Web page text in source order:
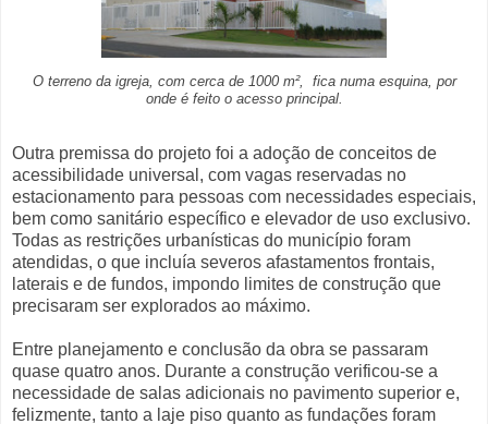
O terreno da igreja, com cerca de 1000 m², fica numa esquina, por
onde é feito o acesso principal.
Outra premissa do projeto foi a adoção de conceitos de
acessibilidade universal, com vagas reservadas no
estacionamento para pessoas com necessidades especiais,
bem como sanitário específico e elevador de uso exclusivo.
Todas as restrições urbanísticas do município foram
atendidas, o que incluía severos afastamentos frontais,
laterais e de fundos, impondo limites de construção que
precisaram ser explorados ao máximo.
Entre planejamento e conclusão da obra se passaram
quase quatro anos. Durante a construção verificou-se a
necessidade de salas adicionais no pavimento superior e,
felizmente, tanto a laje piso quanto as fundações foram